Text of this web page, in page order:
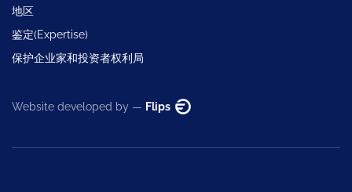
地区
鉴定(Expertise)
保护企业家和投资者权利局
Website developed by — Flips